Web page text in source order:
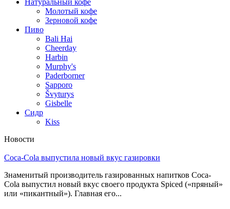
Молотый кофе
Зерновой кофе
Пиво
Bali Hai
Cheerday
Harbin
Murphy's
Paderborner
Sapporo
Švyturys
Gisbelle
Сидр
Kiss
Новости
Coca-Cola выпустила новый вкус газировки
Знаменитый производитель газированных напитков Coca-
Cola выпустил новый вкус своего продукта Spiced («пряный»
или «пикантный»). Главная его...